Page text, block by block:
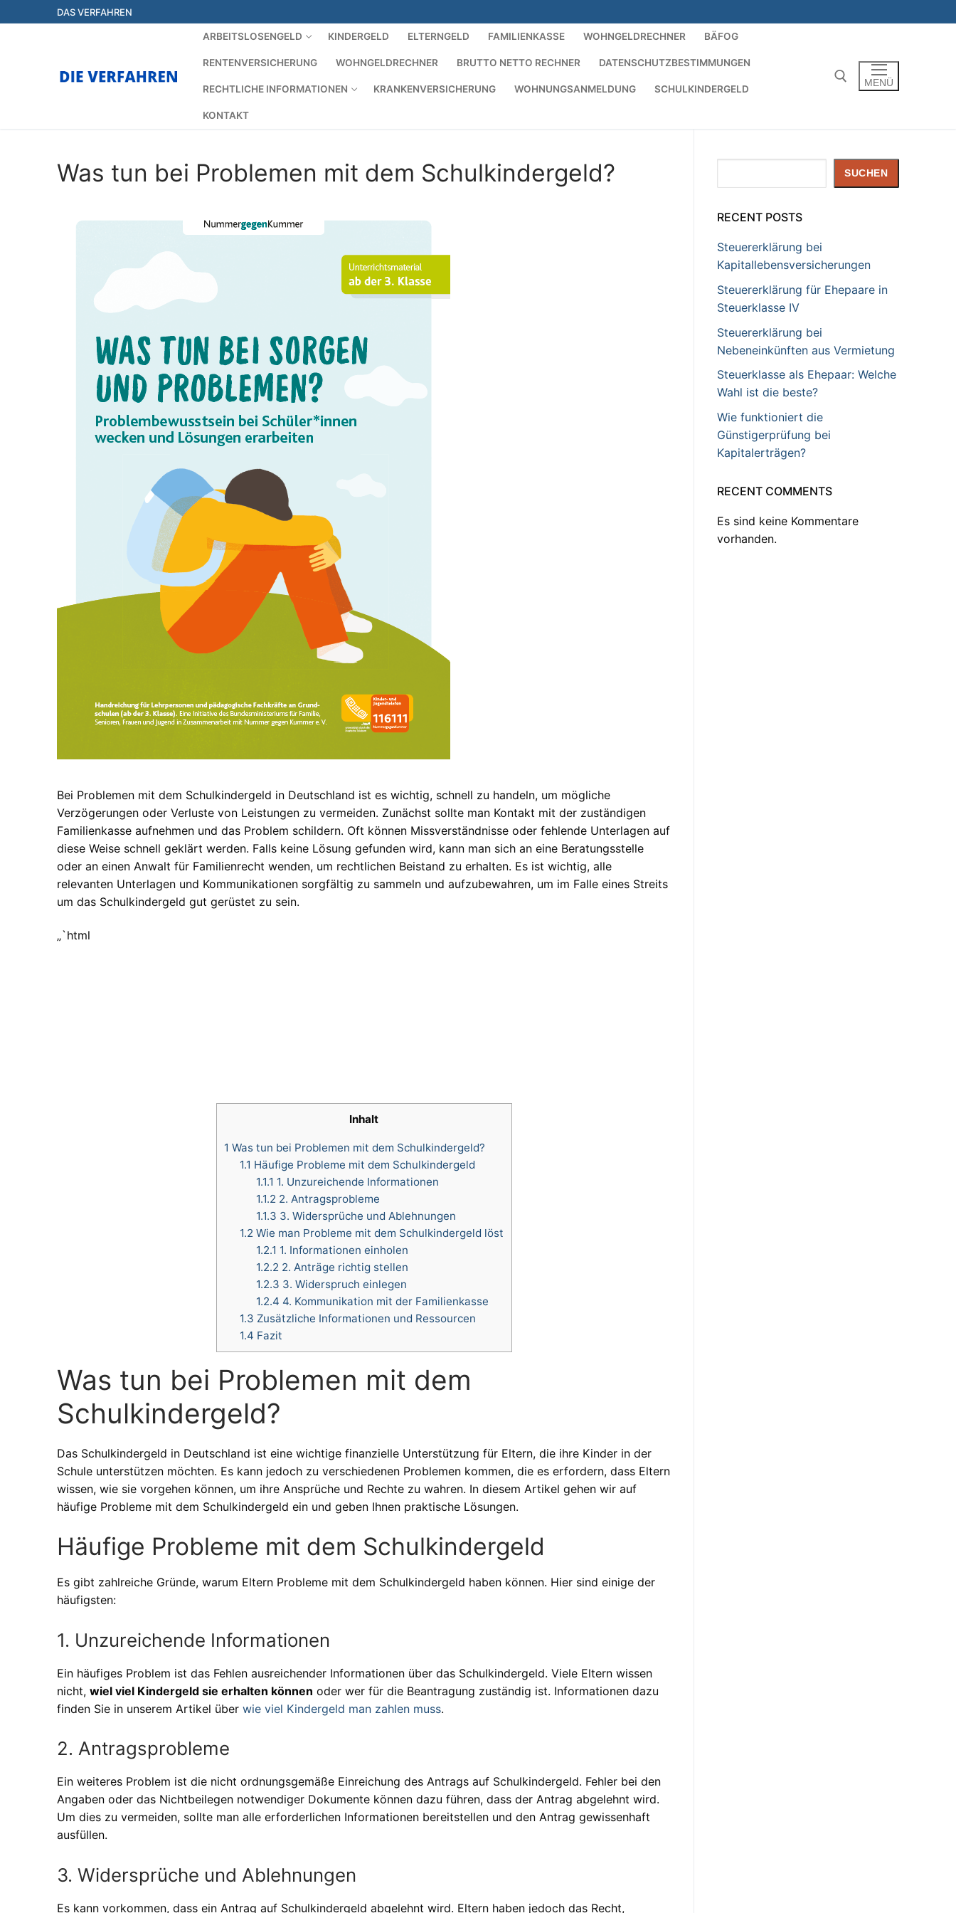
Inhalt
DAS VERFAHREN
ARBEITSLOSENGELD KINDERGELD ELTERNGELD FAMILIENKASSE WOHNGELDRECHNER BÄFOG
RENTENVERSICHERUNG WOHNGELDRECHNER BRUTTO NETTO RECHNER DATENSCHUTZBESTIMMUNGEN
RECHTLICHE INFORMATIONEN KRANKENVERSICHERUNG WOHNUNGSANMELDUNG SCHULKINDERGELD
KONTAKT
MENÜ
Was tun bei Problemen mit dem Schulkindergeld?
Bei Problemen mit dem Schulkindergeld in Deutschland ist es wichtig, schnell zu handeln, um mögliche
Verzögerungen oder Verluste von Leistungen zu vermeiden. Zunächst sollte man Kontakt mit der zuständigen
Familienkasse aufnehmen und das Problem schildern. Oft können Missverständnisse oder fehlende Unterlagen auf
diese Weise schnell geklärt werden. Falls keine Lösung gefunden wird, kann man sich an eine Beratungsstelle
oder an einen Anwalt für Familienrecht wenden, um rechtlichen Beistand zu erhalten. Es ist wichtig, alle
relevanten Unterlagen und Kommunikationen sorgfältig zu sammeln und aufzubewahren, um im Falle eines Streits
um das Schulkindergeld gut gerüstet zu sein.
„`html
Inhalt
1 Was tun bei Problemen mit dem Schulkindergeld?
1.1 Häufige Probleme mit dem Schulkindergeld
1.1.1 1. Unzureichende Informationen
1.1.2 2. Antragsprobleme
1.1.3 3. Widersprüche und Ablehnungen
1.2 Wie man Probleme mit dem Schulkindergeld löst
1.2.1 1. Informationen einholen
1.2.2 2. Anträge richtig stellen
1.2.3 3. Widerspruch einlegen
1.2.4 4. Kommunikation mit der Familienkasse
1.3 Zusätzliche Informationen und Ressourcen
1.4 Fazit
Was tun bei Problemen mit dem
Schulkindergeld?
Das Schulkindergeld in Deutschland ist eine wichtige finanzielle Unterstützung für Eltern, die ihre Kinder in der
Schule unterstützen möchten. Es kann jedoch zu verschiedenen Problemen kommen, die es erfordern, dass Eltern
wissen, wie sie vorgehen können, um ihre Ansprüche und Rechte zu wahren. In diesem Artikel gehen wir auf
häufige Probleme mit dem Schulkindergeld ein und geben Ihnen praktische Lösungen.
Häufige Probleme mit dem Schulkindergeld
Es gibt zahlreiche Gründe, warum Eltern Probleme mit dem Schulkindergeld haben können. Hier sind einige der
häufigsten:
1. Unzureichende Informationen
Ein häufiges Problem ist das Fehlen ausreichender Informationen über das Schulkindergeld. Viele Eltern wissen
nicht, wiel viel Kindergeld sie erhalten können oder wer für die Beantragung zuständig ist. Informationen dazu
finden Sie in unserem Artikel über wie viel Kindergeld man zahlen muss.
2. Antragsprobleme
Ein weiteres Problem ist die nicht ordnungsgemäße Einreichung des Antrags auf Schulkindergeld. Fehler bei den
Angaben oder das Nichtbeilegen notwendiger Dokumente können dazu führen, dass der Antrag abgelehnt wird.
Um dies zu vermeiden, sollte man alle erforderlichen Informationen bereitstellen und den Antrag gewissenhaft
ausfüllen.
3. Widersprüche und Ablehnungen
Es kann vorkommen, dass ein Antrag auf Schulkindergeld abgelehnt wird. Eltern haben jedoch das Recht,
SUCHEN
RECENT POSTS
Steuererklärung bei
Kapitallebensversicherungen
Steuererklärung für Ehepaare in
Steuerklasse IV
Steuererklärung bei
Nebeneinkünften aus Vermietung
Steuerklasse als Ehepaar: Welche
Wahl ist die beste?
Wie funktioniert die
Günstigerprüfung bei
Kapitalerträgen?
RECENT COMMENTS
Es sind keine Kommentare
vorhanden.